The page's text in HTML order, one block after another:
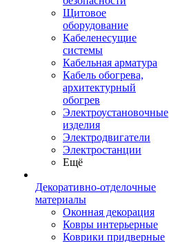
Щитовое
оборудование
Кабеленесущие
системы
Кабельная арматура
Кабель обогрева,
архитектурный
обогрев
Электроустановочные
изделия
Электродвигатели
Электростанции
Ещё
Декоративно-отделочные
материалы
Оконная декорация
Ковры интерьерные
Коврики придверные